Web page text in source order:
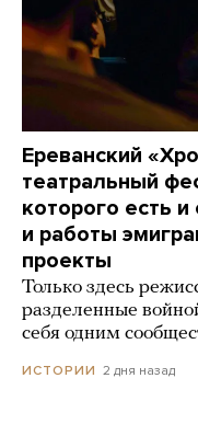
Ереванский
театральный
которого есть и
и работы
проекты
Только здесь
разделенные
себя одним
ИСТОРИИ 2 дня назад